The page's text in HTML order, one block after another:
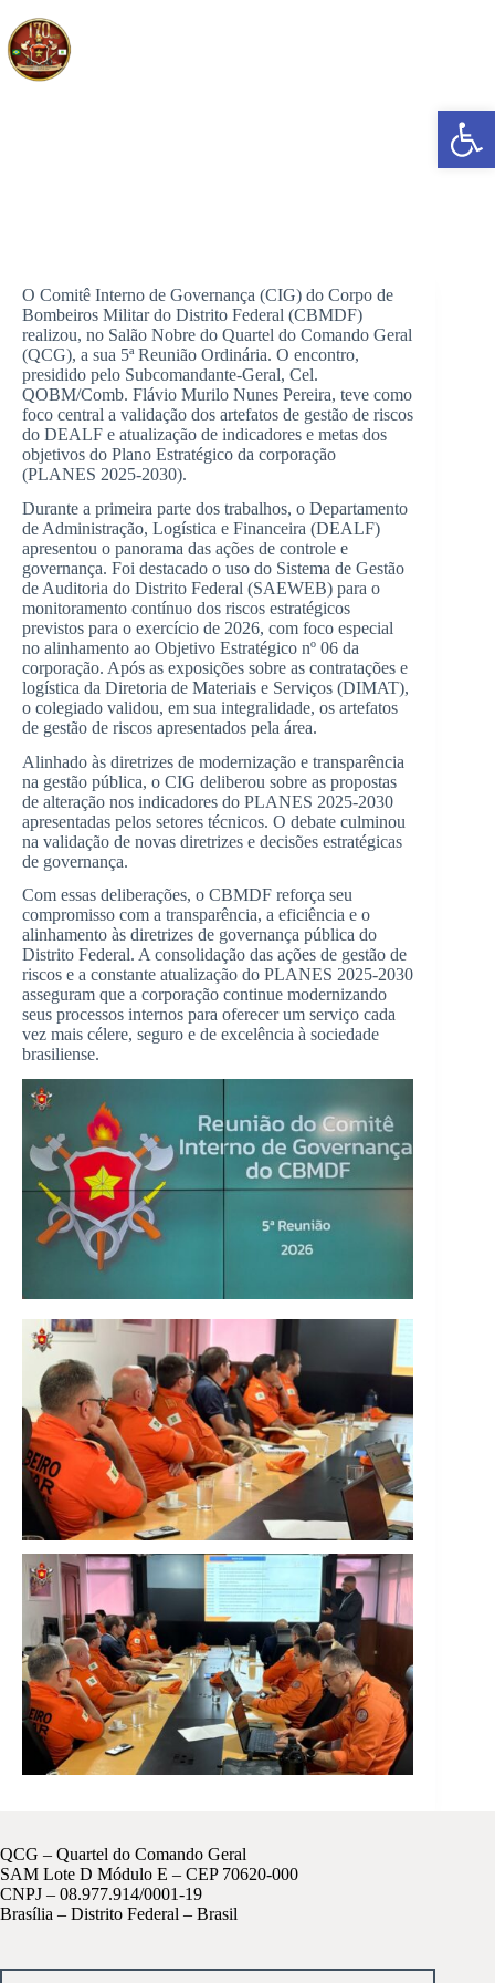
Abrir a barra de ferramentas
para
conteúdo
O Comitê Interno de Governança (CIG) do Corpo de
Bombeiros Militar do Distrito Federal (CBMDF)
realizou, no Salão Nobre do Quartel do Comando Geral
(QCG), a sua 5ª Reunião Ordinária. O encontro,
presidido pelo Subcomandante-Geral, Cel.
QOBM/Comb. Flávio Murilo Nunes Pereira, teve como
foco central a validação dos artefatos de gestão de riscos
do DEALF e atualização de indicadores e metas dos
objetivos do Plano Estratégico da corporação
(PLANES 2025-2030).
Durante a primeira parte dos trabalhos, o Departamento
de Administração, Logística e Financeira (DEALF)
apresentou o panorama das ações de controle e
governança. Foi destacado o uso do Sistema de Gestão
de Auditoria do Distrito Federal (SAEWEB) para o
monitoramento contínuo dos riscos estratégicos
previstos para o exercício de 2026, com foco especial
no alinhamento ao Objetivo Estratégico nº 06 da
corporação. Após as exposições sobre as contratações e
logística da Diretoria de Materiais e Serviços (DIMAT),
o colegiado validou, em sua integralidade, os artefatos
de gestão de riscos apresentados pela área.
Alinhado às diretrizes de modernização e transparência
na gestão pública, o CIG deliberou sobre as propostas
de alteração nos indicadores do PLANES 2025-2030
apresentadas pelos setores técnicos. O debate culminou
na validação de novas diretrizes e decisões estratégicas
de governança.
Com essas deliberações, o CBMDF reforça seu
compromisso com a transparência, a eficiência e o
alinhamento às diretrizes de governança pública do
Distrito Federal. A consolidação das ações de gestão de
riscos e a constante atualização do PLANES 2025-2030
asseguram que a corporação continue modernizando
seus processos internos para oferecer um serviço cada
vez mais célere, seguro e de excelência à sociedade
brasiliense.
QCG – Quartel do Comando Geral
SAM Lote D Módulo E – CEP 70620-000
CNPJ – 08.977.914/0001-19
Brasília – Distrito Federal – Brasil